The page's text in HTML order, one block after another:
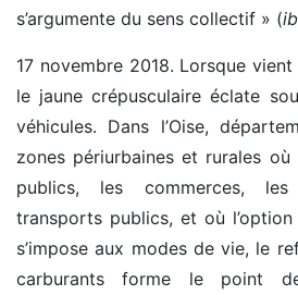
s’argumente du sens collectif » (
17 novembre 2018. Lorsque
le jaune crépusculaire éclate
véhicules. Dans l’Oise,
zones périurbaines et rurales
publics, les commerces,
transports publics, et où
s’impose aux modes de vie, le
carburants forme le point